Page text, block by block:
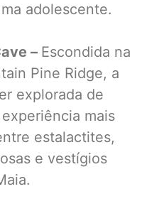
adolescente.
– Escondida na
Pine Ridge, a
explorada de
mais
estalactites,
e vestígios